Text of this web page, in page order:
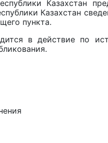
Казахстан
Казахстан
пункта.
в действие по